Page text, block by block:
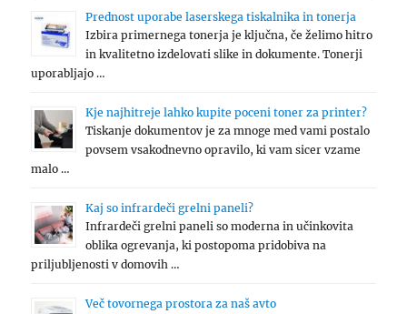
Prednost uporabe laserskega tiskalnika in tonerja
Izbira primernega tonerja je ključna, če želimo hitro
in kvalitetno izdelovati slike in dokumente. Tonerji
uporabljajo …
Kje najhitreje lahko kupite poceni toner za printer?
Tiskanje dokumentov je za mnoge med vami postalo
povsem vsakodnevno opravilo, ki vam sicer vzame
malo …
Kaj so infrardeči grelni paneli?
Infrardeči grelni paneli so moderna in učinkovita
oblika ogrevanja, ki postopoma pridobiva na
priljubljenosti v domovih …
Več tovornega prostora za naš avto